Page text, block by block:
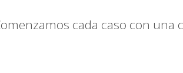
cada caso con una